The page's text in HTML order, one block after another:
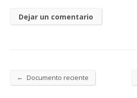
← Documento reciente